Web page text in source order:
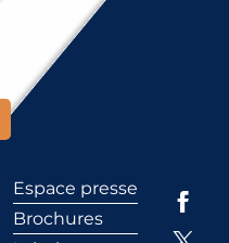
Espace presse
Brochures